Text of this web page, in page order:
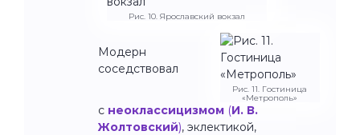
Рис. 10. Ярославский вокзал
Рис. 11. Гостиница
«Метрополь»
Модерн
соседствовал
с неоклассицизмом (И. В.
Жолтовский), эклектикой,